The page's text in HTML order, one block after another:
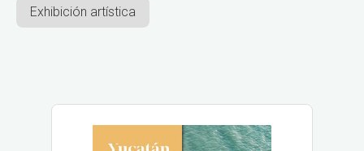
Exhibición artística